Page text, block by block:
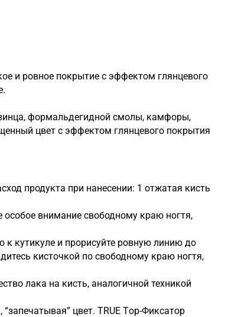
и ровное покрытие с эффектом глянцевого
формальдегидной смолы, камфоры,
цвет с эффектом глянцевого покрытия
продукта при нанесении: 1 отжатая кисть
особое внимание свободному краю ногтя,
к кутикуле и прорисуйте ровную линию до
кисточкой по свободному краю ногтя,
лака на кисть, аналогичной техникой
цвет. TRUE Tоp-Фиксатор